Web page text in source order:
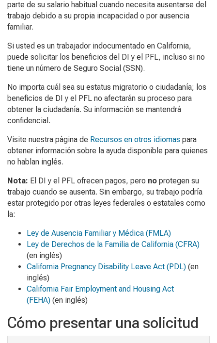
parte de su salario habitual cuando necesita ausentarse del
trabajo debido a su propia incapacidad o por ausencia
familiar.
Si usted es un trabajador indocumentado en California,
puede solicitar los beneficios del DI y el PFL, incluso si no
tiene un número de Seguro Social (SSN).
No importa cuál sea su estatus migratorio o ciudadanía; los
beneficios de DI y el PFL no afectarán su proceso para
obtener la ciudadanía. Su información se mantendrá
confidencial.
Visite nuestra página de Recursos en otros idiomas para
obtener información sobre la ayuda disponible para quienes
no hablan inglés.
Nota: El DI y el PFL ofrecen pagos, pero no protegen su
trabajo cuando se ausenta. Sin embargo, su trabajo podría
estar protegido por otras leyes federales o estatales como
la:
Ley de Ausencia Familiar y Médica (FMLA)
Ley de Derechos de la Familia de California (CFRA)
(en inglés)
California Pregnancy Disability Leave Act (PDL) (en
inglés)
California Fair Employment and Housing Act
(FEHA) (en inglés)
Cómo presentar una solicitud